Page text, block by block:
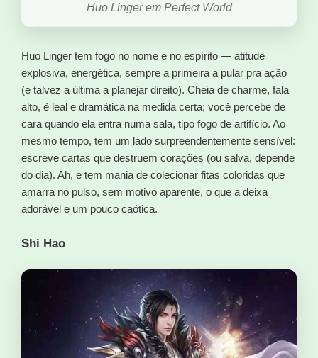
Huo Linger em Perfect World
Huo Linger tem fogo no nome e no espírito — atitude
explosiva, energética, sempre a primeira a pular pra ação
(e talvez a última a planejar direito). Cheia de charme, fala
alto, é leal e dramática na medida certa; você percebe de
cara quando ela entra numa sala, tipo fogo de artifício. Ao
mesmo tempo, tem um lado surpreendentemente sensível:
escreve cartas que destruem corações (ou salva, depende
do dia). Ah, e tem mania de colecionar fitas coloridas que
amarra no pulso, sem motivo aparente, o que a deixa
adorável e um pouco caótica.
Shi Hao